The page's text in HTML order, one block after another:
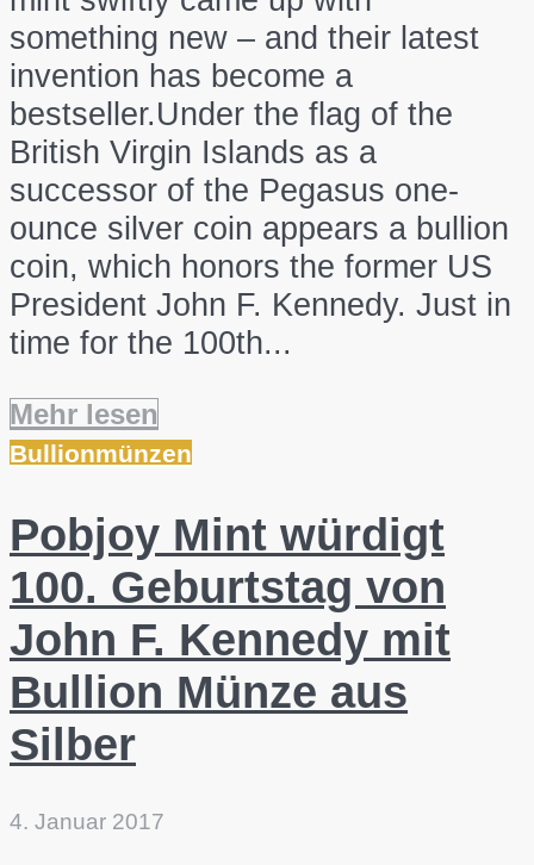
something new – and their latest
invention has become a
bestseller.Under the flag of the
British Virgin Islands as a
successor of the Pegasus one-
ounce silver coin appears a bullion
coin, which honors the former US
President John F. Kennedy. Just in
time for the 100th...
Mehr lesen
Bullionmünzen
Pobjoy Mint würdigt
100. Geburtstag von
John F. Kennedy mit
Bullion Münze aus
Silber
4. Januar 2017